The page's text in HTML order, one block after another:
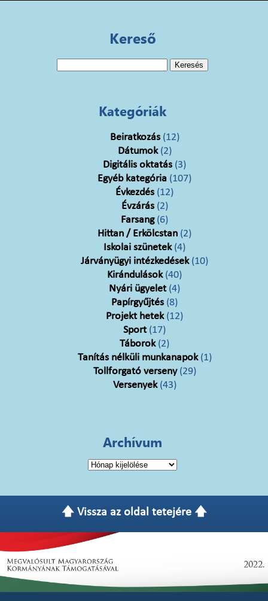
Kereső
Kategóriák
Beiratkozás(12)
Dátumok(2)
Digitális oktatás (3)
Egyéb kategória (107)
Évkezdés (12)
Évzárás(2)
Farsang(6)
Hittan / Erkölcstan (2)
Iskolai szünetek(4)
Járványügyi intézkedések(10)
Kirándulások(40)
Nyári ügyelet(4)
Papírgyűjtés (8)
Projekt hetek(12)
Sport(17)
Táborok(2)
Tanítás nélküli munkanapok(1)
Tollforgató verseny(29)
Versenyek(43)
Archívum
Archívum
🡅 Vissza az oldal tetejére 🡅